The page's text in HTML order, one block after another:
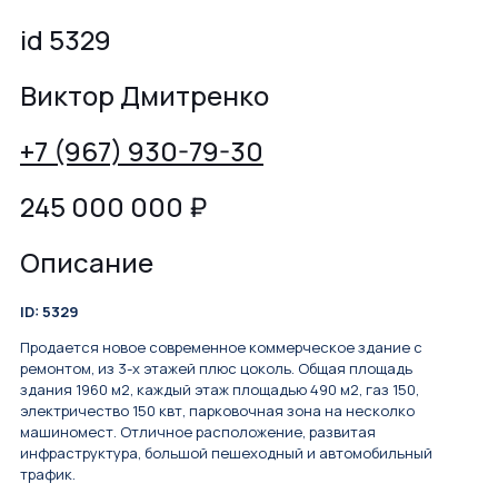
id 5329
Виктор Дмитренко
+7 (967) 930-79-30
245 000 000 ₽
Описание
ID: 5329
Продается новое современное коммерческое здание с
ремонтом, из 3-х этажей плюс цоколь. Общая площадь
здания 1960 м2, каждый этаж площадью 490 м2, газ 150,
электричество 150 квт, парковочная зона на несколко
машиномест. Отличное расположение, развитая
инфраструктура, большой пешеходный и автомобильный
трафик.